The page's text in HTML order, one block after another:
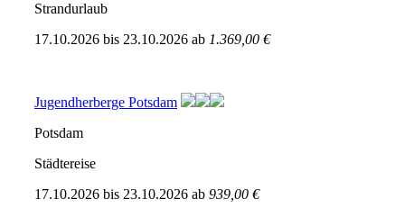
Strandurlaub
17.10.2026 bis 23.10.2026 ab 1.369,00 €
Jugendherberge Potsdam
Potsdam
Städtereise
17.10.2026 bis 23.10.2026 ab 939,00 €